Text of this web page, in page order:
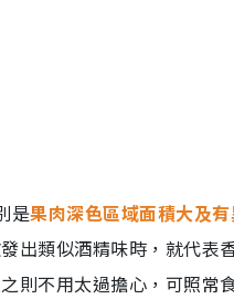
是果肉深色區域面積大及
出類似酒精味時，就代表
則不用太過擔心，可照常